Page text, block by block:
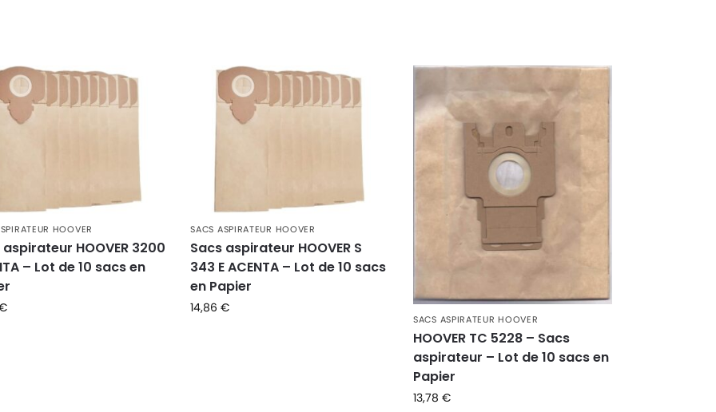
HOOVER
HOOVER 3200
– Lot de 10 sacs en
SACS ASPIRATEUR HOOVER
Sacs aspirateur HOOVER S
343 E ACENTA – Lot de 10 sacs
en Papier
14,86€
SACS ASPIRATEUR HOOVER
HOOVER TC 5228 – Sacs
aspirateur – Lot de 10 sacs en
Papier
13,78€